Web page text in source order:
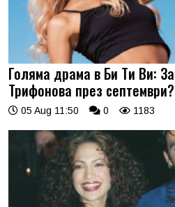
Голяма драма в Би Ти Ви:
Трифонова през септември?
05 Aug 11:50 0 1183